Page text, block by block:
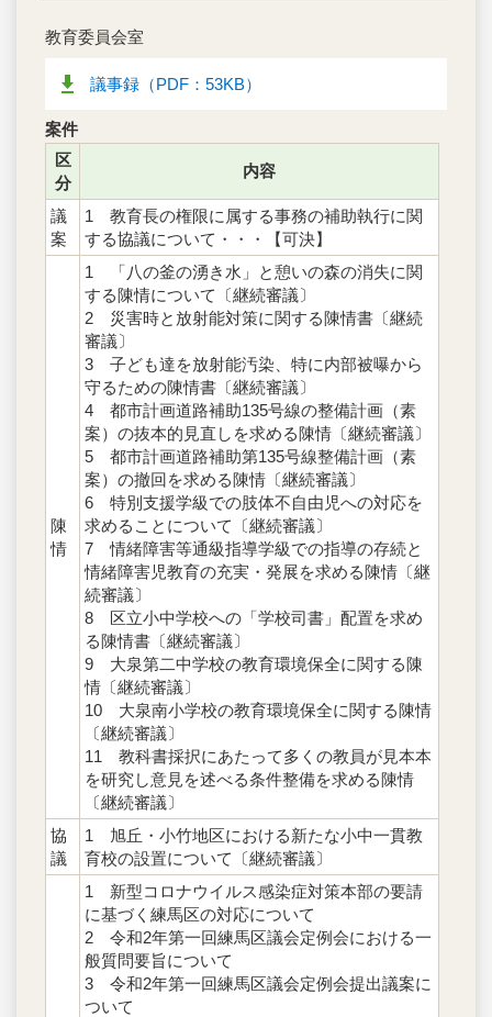
教育委員会室
議事録（PDF：53KB）
案件
区
分
内容
議
案
1 教育長の権限に属する事務の補助執行に関
する協議について・・・【可決】
陳
情
1 「八の釜の湧き水」と憩いの森の消失に関
する陳情について〔継続審議〕
2 災害時と放射能対策に関する陳情書〔継続
審議〕
3 子ども達を放射能汚染、特に内部被曝から
守るための陳情書〔継続審議〕
4 都市計画道路補助135号線の整備計画（素
案）の抜本的見直しを求める陳情〔継続審議〕
5 都市計画道路補助第135号線整備計画（素
案）の撤回を求める陳情〔継続審議〕
6 特別支援学級での肢体不自由児への対応を
求めることについて〔継続審議〕
7 情緒障害等通級指導学級での指導の存続と
情緒障害児教育の充実・発展を求める陳情〔継
続審議〕
8 区立小中学校への「学校司書」配置を求め
る陳情書〔継続審議〕
9 大泉第二中学校の教育環境保全に関する陳
情〔継続審議〕
10 大泉南小学校の教育環境保全に関する陳情
〔継続審議〕
11 教科書採択にあたって多くの教員が見本本
を研究し意見を述べる条件整備を求める陳情
〔継続審議〕
協
議
1 旭丘・小竹地区における新たな小中一貫教
育校の設置について〔継続審議〕
1 新型コロナウイルス感染症対策本部の要請
に基づく練馬区の対応について
2 令和2年第一回練馬区議会定例会における一
般質問要旨について
3 令和2年第一回練馬区議会定例会提出議案に
ついて